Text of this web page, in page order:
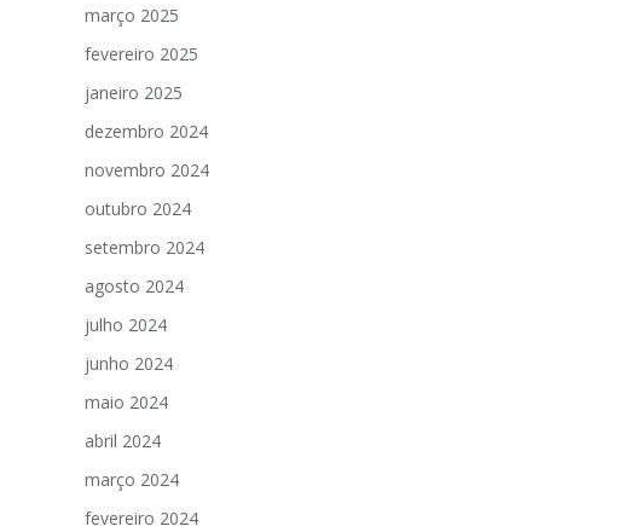
março 2025
fevereiro 2025
janeiro 2025
dezembro 2024
novembro 2024
outubro 2024
setembro 2024
agosto 2024
julho 2024
junho 2024
maio 2024
abril 2024
março 2024
fevereiro 2024